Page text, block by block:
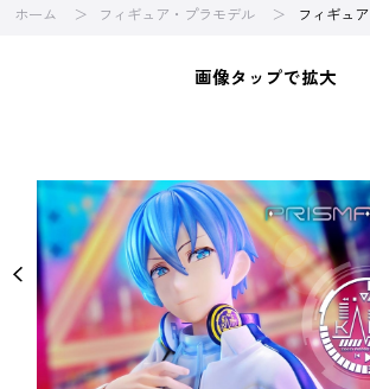
ホーム フィギュア・プラモデル フィギュア
画像タップで拡大